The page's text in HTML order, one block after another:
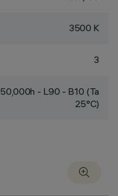
3500 K
3
- L90 - B10 (Ta
25°C)